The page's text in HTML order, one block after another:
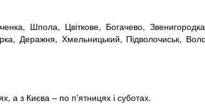
Шпола, Цвіткове, Богачево,
Деражня, Хмельницький, Підволочиськ,
а з Києва – по п'ятницях і суботах.